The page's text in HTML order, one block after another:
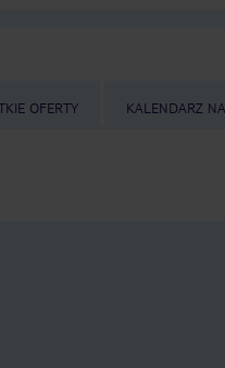
OFERTY KALENDARZ